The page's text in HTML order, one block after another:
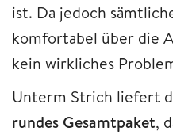
ist. Da jedoch
komfortabel über die
kein wirkliches
Unterm Strich liefert
rundes Gesamtpaket,